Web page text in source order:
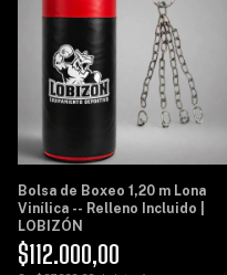
Bolsa de Boxeo 1,20 m Lona
Vinílica -- Relleno Incluido |
LOBIZÓN
$112.000,00